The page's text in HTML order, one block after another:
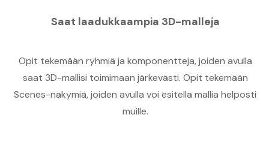
Saat laadukkaampia 3D-malleja
Opit tekemään ryhmiä ja komponentteja, joiden avulla
saat 3D-mallisi toimimaan järkevästi. Opit tekemään
Scenes-näkymiä, joiden avulla voi esitellä mallia helposti
muille.